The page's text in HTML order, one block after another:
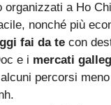
organizzati a Ho
nonché più
fai da te con
e i mercati
percorsi